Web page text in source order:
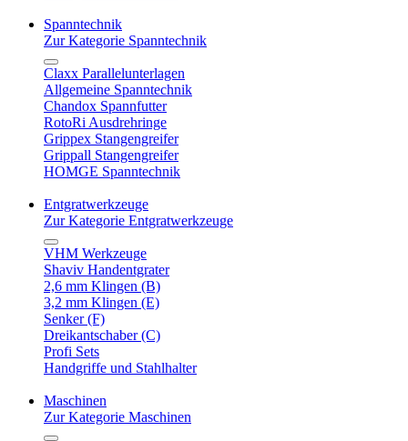
Spanntechnik
Zur Kategorie Spanntechnik
Claxx Parallelunterlagen
Allgemeine Spanntechnik
Chandox Spannfutter
RotoRi Ausdrehringe
Grippex Stangengreifer
Grippall Stangengreifer
HOMGE Spanntechnik
Entgratwerkzeuge
Zur Kategorie Entgratwerkzeuge
VHM Werkzeuge
Shaviv Handentgrater
2,6 mm Klingen (B)
3,2 mm Klingen (E)
Senker (F)
Dreikantschaber (C)
Profi Sets
Handgriffe und Stahlhalter
Maschinen
Zur Kategorie Maschinen